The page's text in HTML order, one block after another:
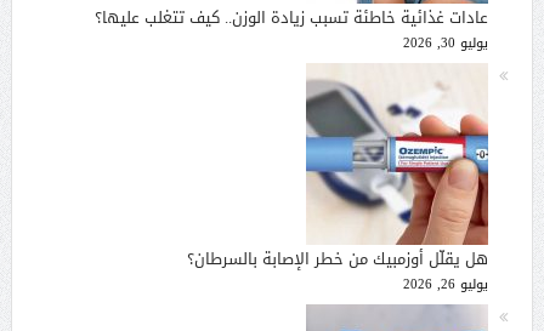
عادات غذائية خاطئة تسبب زيادة الوزن.. كيف تتغلب عليها؟
يوليو 30, 2026
هل يقلّل أوزمبيك من خطر الإصابة بالسرطان؟
يوليو 26, 2026